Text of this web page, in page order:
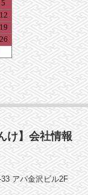
け】会社情報
アパ金沢ビル2F